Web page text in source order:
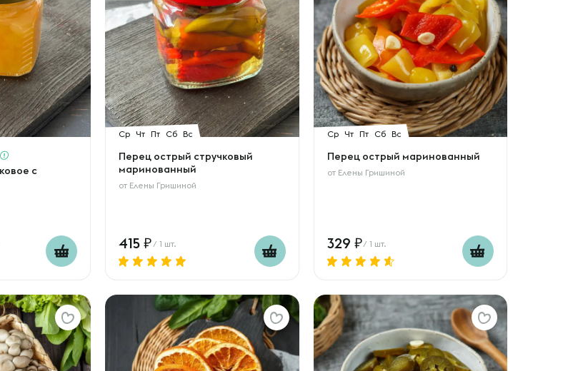
с
Ср Чт Пт Сб Вс
Перец острый стручковый
маринованный
от Елены Гришиной
415 / 1 шт.
Ср Чт Пт Сб Вс
Перец острый маринованный
от Елены Гришиной
329 / 1 шт.